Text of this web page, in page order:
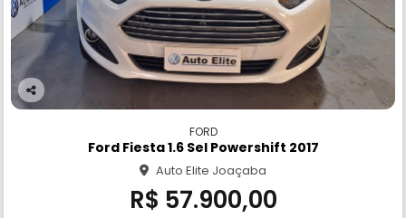
Co
FORD
Ford Fiesta 1.6 Sel Powershift 2017
Auto Elite Joaçaba
R$ 57.900,00